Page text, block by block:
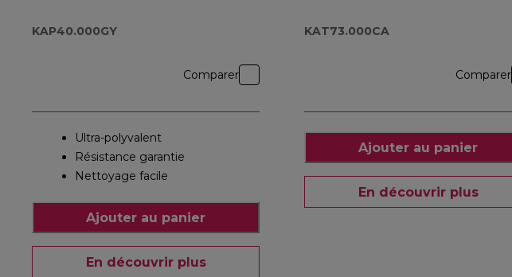
KAP40.000GY
Comparer
Ultra-polyvalent
Résistance garantie
Nettoyage facile
Ajouter au panier
En découvrir plus
KAT73.000CA
Comparer
Ajouter au panier
En découvrir plus